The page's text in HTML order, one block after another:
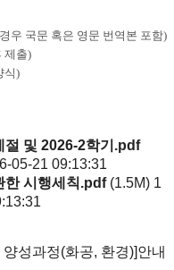
우 국문 혹은 영문 번역본 포함)
제출)
식)
절 및 2026-2학기.pdf
05-21 09:13:31
한 시행세칙.pdf (1.5M) 1
성과정(화공, 환경)]안내